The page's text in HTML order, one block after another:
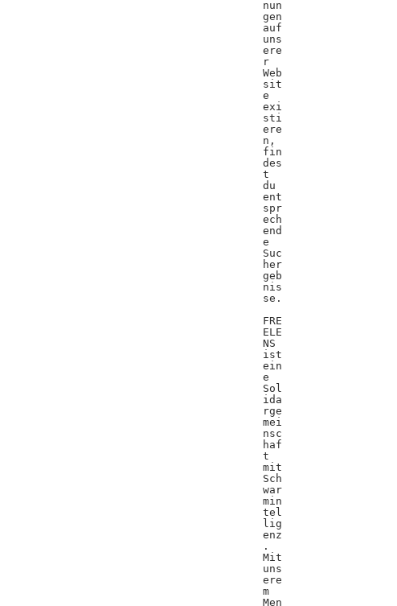
nun
gen
auf
uns
ere
r
Web
sit
e
exi
sti
ere
n,
fin
des
t
du
ent
spr
ech
end
e
Suc
her
geb
nis
se.
FRE
ELE
NS
ist
ein
e
Sol
ida
rge
mei
nsc
haf
t
mit
Sch
war
min
tel
lig
enz
.
Mit
uns
ere
m
Men